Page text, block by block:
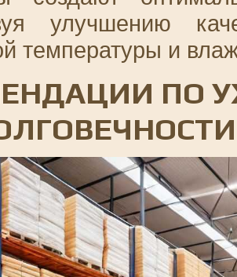
улучшению
температуры и
ПО